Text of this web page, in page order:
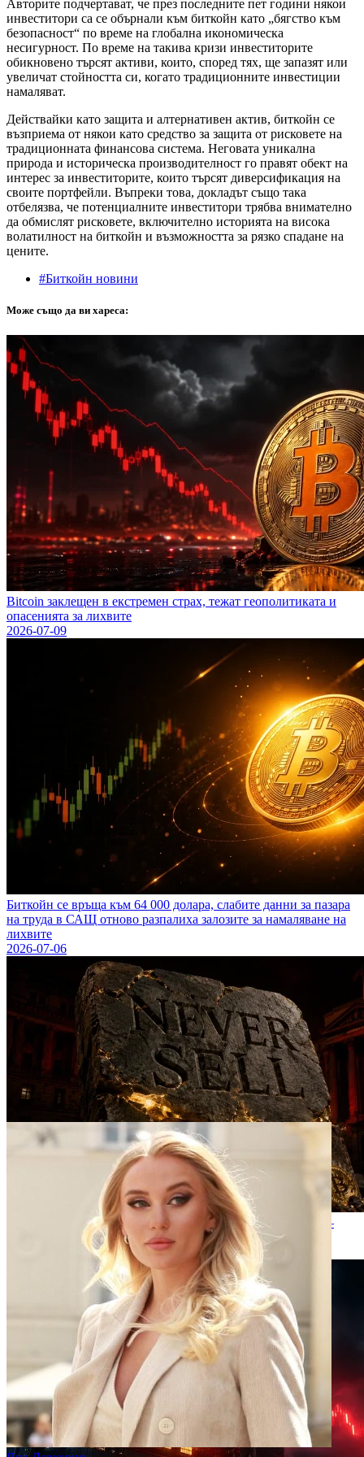
Авторите подчертават, че през последните пет години някои
инвеститори са се обърнали към биткойн като „бягство към
безопасност“ по време на глобална икономическа
несигурност. По време на такива кризи инвеститорите
обикновено търсят активи, които, според тях, ще запазят или
увеличат стойността си, когато традиционните инвестиции
намаляват.
Действайки като защита и алтернативен актив, биткойн се
възприема от някои като средство за защита от рисковете на
традиционната финансова система. Неговата уникална
природа и историческа производителност го правят обект на
интерес за инвеститорите, които търсят диверсификация на
своите портфейли. Въпреки това, докладът също така
отбелязва, че потенциалните инвеститори трябва внимателно
да обмислят рисковете, включително историята на висока
волатилност на биткойн и възможността за рязко спадане на
цените.
#Биткойн новини
Може също да ви хареса:
Bitcoin заклещен в екстремен страх, тежат геополитиката и
опасенията за лихвите
2026-07-09
Биткойн се връща към 64 000 долара, слабите данни за пазара
на труда в САЩ отново разпалиха залозите за намаляване на
лихвите
2026-07-06
Strategy Oficіalno Narushava Praviloto ‘nikoga Ne Prodavay’ –
Razreshava Prodazhbi Na Bitcoin Do $1,25 Mlrd.